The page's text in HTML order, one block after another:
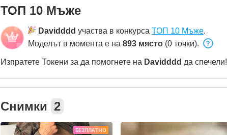
ТОП 10 Мъже
Davidddd участва в конкурса ТОП 10 Мъже.
Моделът в момента е на 893 място (0 точки).
Изпратете Токени за да помогнете на Davidddd да спечели!
Снимки 2
БЕЗПЛАТНО